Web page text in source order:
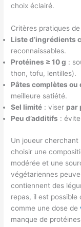
choix éclairé.
Critères pratiques
Liste d’ingrédients
reconnaissables.
Protéines ≥ 10 g :
thon, tofu, lentilles).
Pâtes complètes
meilleure satiété.
Sel limité : viser par
Peu d’additifs :
Un joueur cherchant
choisir une
modérée et une
végétariennes
contiennent des
repas, il est possible
comme une dose de
manque de